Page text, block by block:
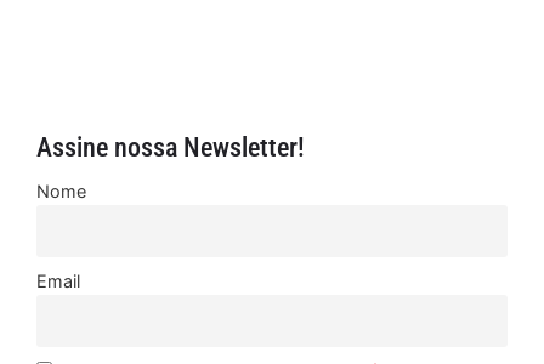
Assine nossa Newsletter!
Nome
Email